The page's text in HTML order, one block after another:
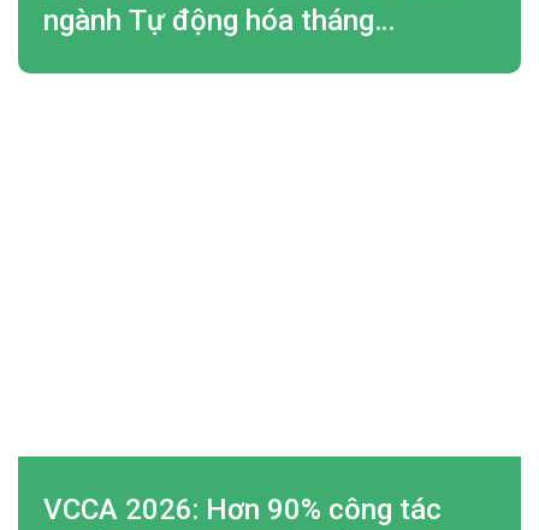
ngành Tự động hóa tháng
VCCA 2026: Hơn 90% công tác